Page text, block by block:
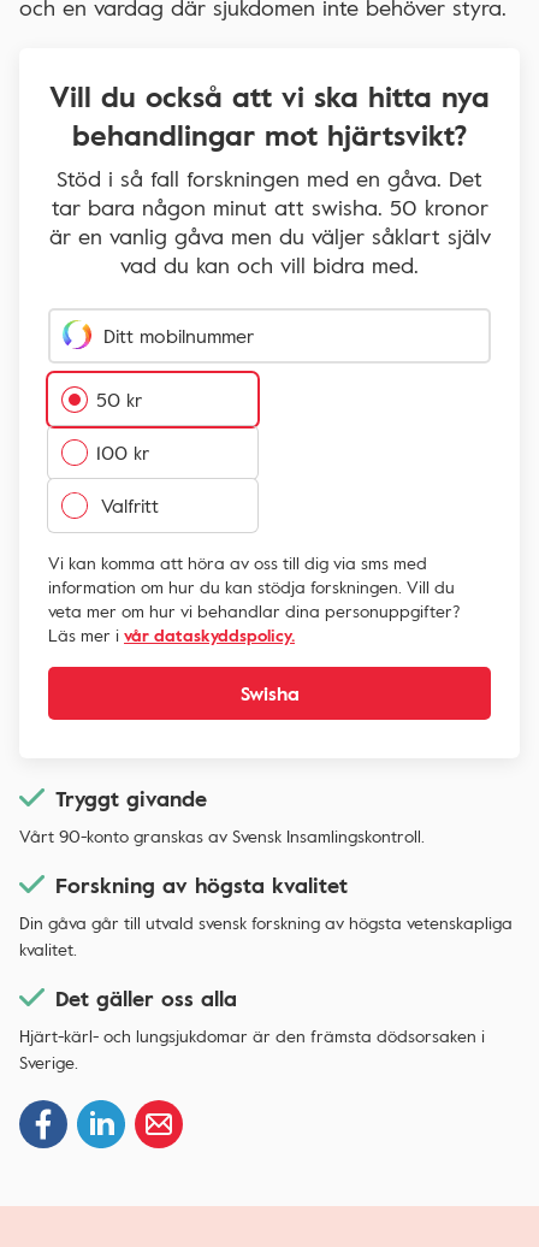
och en vardag där sjukdomen inte behöver styra.
Vill du också att vi ska hitta nya
behandlingar mot hjärtsvikt?
Stöd i så fall forskningen med en gåva. Det
tar bara någon minut att swisha. 50 kronor
är en vanlig gåva men du väljer såklart själv
vad du kan och vill bidra med.
Ange ditt mobilnummer som är kopplat till Swish.
Ditt mobilnummer
50 kr
100 kr
Vi kan komma att höra av oss till dig via sms med
information om hur du kan stödja forskningen. Vill du
veta mer om hur vi behandlar dina personuppgifter?
Läs mer ivår dataskyddspolicy.
Swisha
Tryggt givande
Vårt 90-konto granskas av Svensk Insamlingskontroll.
Forskning av högsta kvalitet
Din gåva går till utvald svensk forskning av högsta vetenskapliga
kvalitet.
Det gäller oss alla
Hjärt-kärl- och lungsjukdomar är den främsta dödsorsaken i
Sverige.